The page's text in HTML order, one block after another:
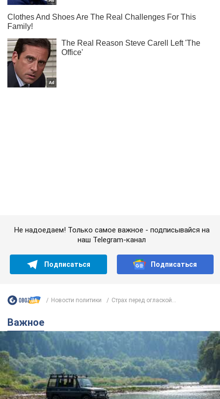
Значительные штрафы и специальные
полигоны: как проблему джипинга решают за
границей
Украине не помешает взять пример со стран Европы
8.08.2026 05:10 2,2 т.